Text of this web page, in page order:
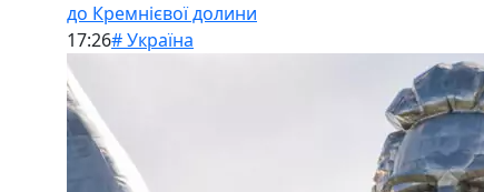
до Кремнієвої долини
17:26# Україна